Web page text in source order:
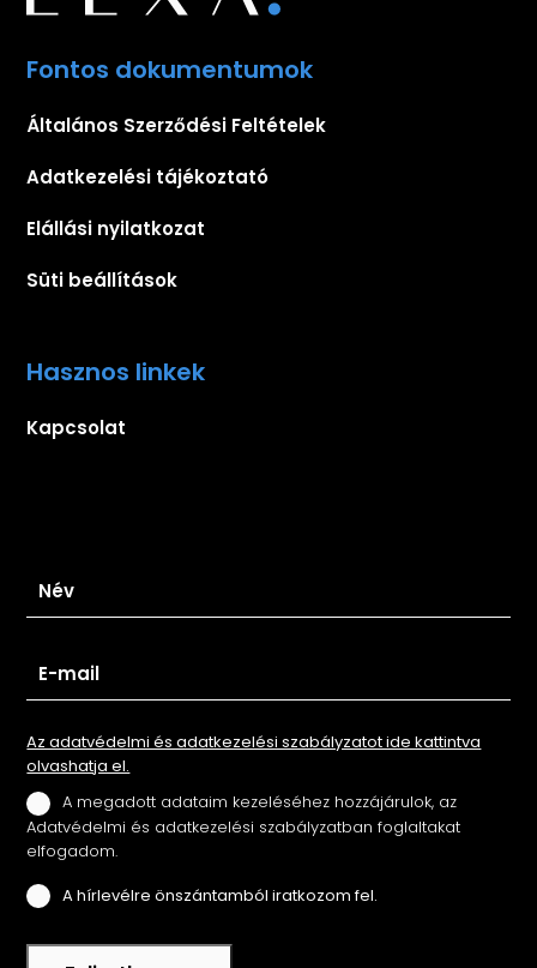
Fontos dokumentumok
Általános Szerződési Feltételek
Adatkezelési tájékoztató
Elállási nyilatkozat
Süti beállítások
Hasznos linkek
Kapcsolat
Az adatvédelmi és adatkezelési szabályzatot ide kattintva
olvashatja el.
A megadott adataim kezeléséhez hozzájárulok, az
Adatvédelmi és adatkezelési szabályzatban foglaltakat
elfogadom.
A hírlevélre önszántamból iratkozom fel.